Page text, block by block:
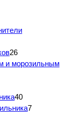
26
и морозильным
40
7